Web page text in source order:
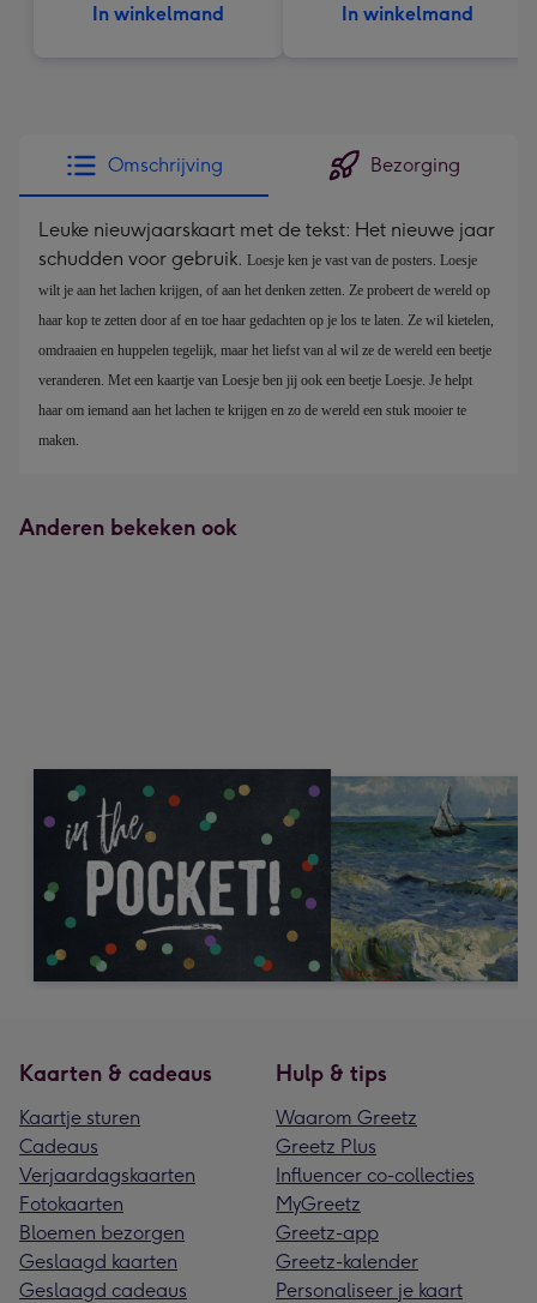
In winkelmand In winkelmand
Omschrijving Bezorging
Leuke nieuwjaarskaart met de tekst: Het nieuwe jaar
schudden voor gebruik. Loesje ken je vast van de posters. Loesje
wilt je aan het lachen krijgen, of aan het denken zetten. Ze probeert de wereld op
haar kop te zetten door af en toe haar gedachten op je los te laten. Ze wil kietelen,
omdraaien en huppelen tegelijk, maar het liefst van al wil ze de wereld een beetje
veranderen. Met een kaartje van Loesje ben jij ook een beetje Loesje. Je helpt
haar om iemand aan het lachen te krijgen en zo de wereld een stuk mooier te
maken.
Anderen bekeken ook
Kaarten & cadeaus
Kaartje sturen
Cadeaus
Verjaardagskaarten
Fotokaarten
Bloemen bezorgen
Geslaagd kaarten
Geslaagd cadeaus
Hulp & tips
Waarom Greetz
Greetz Plus
Influencer co-collecties
MyGreetz
Greetz-app
Greetz-kalender
Personaliseer je kaart